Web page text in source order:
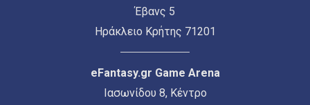
Έβανς 5
Ηράκλειο Κρήτης 71201
eFantasy.gr Game Arena
Ιασωνίδου 8, Κέντρο